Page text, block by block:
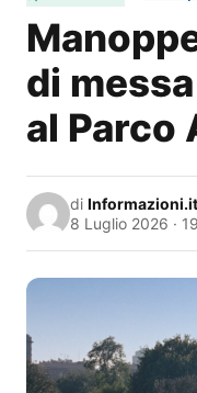
di
al Parco
di Informazioni.it
8 Luglio 2026 ·